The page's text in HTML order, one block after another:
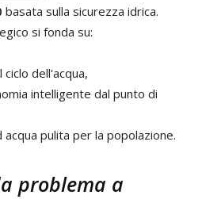
basata sulla sicurezza idrica.
si fonda su:
dell'acqua,
intelligente dal punto di
acqua pulita per la popolazione.
problema a